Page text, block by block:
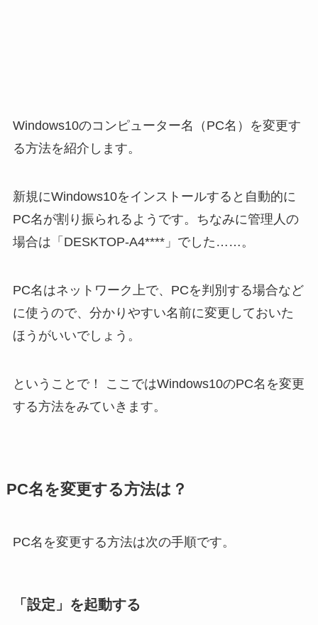
Windows10のコンピューター名（PC名）を変更す
る方法を紹介します。
新規にWindows10をインストールすると自動的に
PC名が割り振られるようです。ちなみに管理人の
場合は「DESKTOP-A4****」でした……。
PC名はネットワーク上で、PCを判別する場合など
に使うので、分かりやすい名前に変更しておいた
ほうがいいでしょう。
ということで！ ここではWindows10のPC名を変更
する方法をみていきます。
PC名を変更する方法は？
PC名を変更する方法は次の手順です。
「設定」を起動する